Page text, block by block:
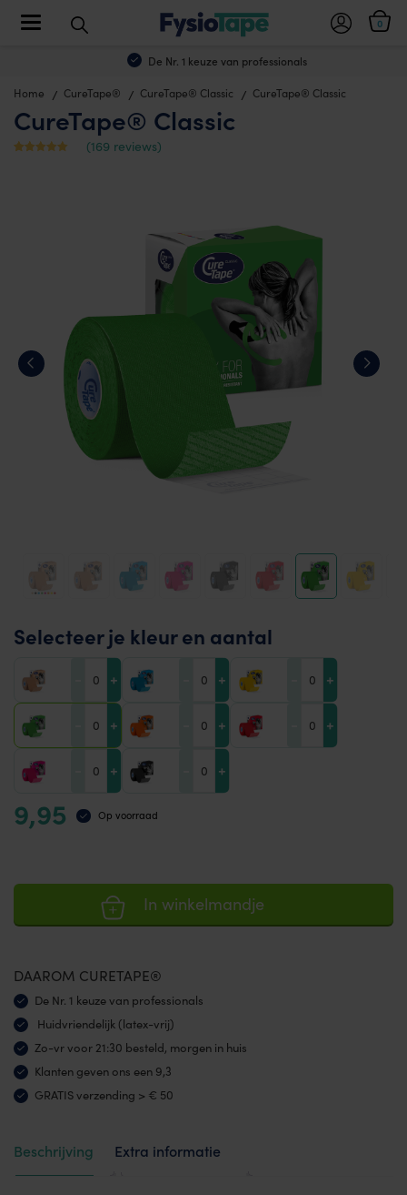
De Nr. 1 keuze van professionals
0
Toggle navigation
Home CureTape® CureTape® Classic CureTape® Classic
CureTape® Classic
(169 reviews)
Selecteer je kleur en aantal
+ + +
+ + +
+ +
9,95 Op voorraad
In winkelmandje
DAAROM CURETAPE®
De Nr. 1 keuze van professionals
Huidvriendelijk (latex-vrij)
Zo-vr voor 21:30 besteld, morgen in huis
Klanten geven ons een 9,3
GRATIS verzending > € 50
Beschrijving
Extra informatie